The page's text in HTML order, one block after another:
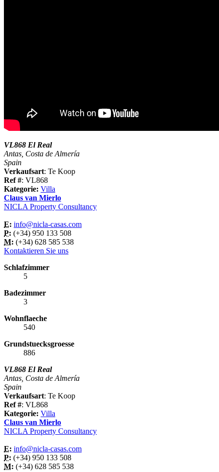
VL868 El Real
Antas, Costa de Almería
Spain
Verkaufsart: Te Koop
Ref #: VL868
Kategorie: Villa
Claus van Mierlo
NICLA Property Consultancy
E: info@nicla-casas.com
P: (+34) 950 133 508
M: (+34) 628 585 538
Kontaktieren Sie uns
Schlafzimmer
5
Badezimmer
3
Wohnflaeche
540
Grundstuecksgroesse
886
VL868 El Real
Antas, Costa de Almería
Spain
Verkaufsart: Te Koop
Ref #: VL868
Kategorie: Villa
Claus van Mierlo
NICLA Property Consultancy
E: info@nicla-casas.com
P: (+34) 950 133 508
M: (+34) 628 585 538